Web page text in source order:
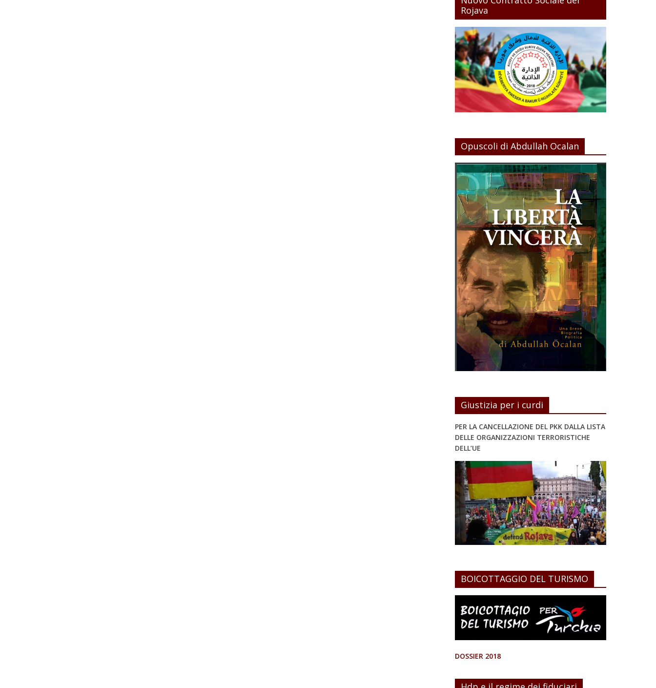
Rojava
Opuscoli di Abdullah Ocalan
Giustizia per i curdi
PER LA CANCELLAZIONE DEL PKK DALLA LISTA
DELLE ORGANIZZAZIONI TERRORISTICHE
DELL’UE
BOICOTTAGGIO DEL TURISMO
DOSSIER 2018